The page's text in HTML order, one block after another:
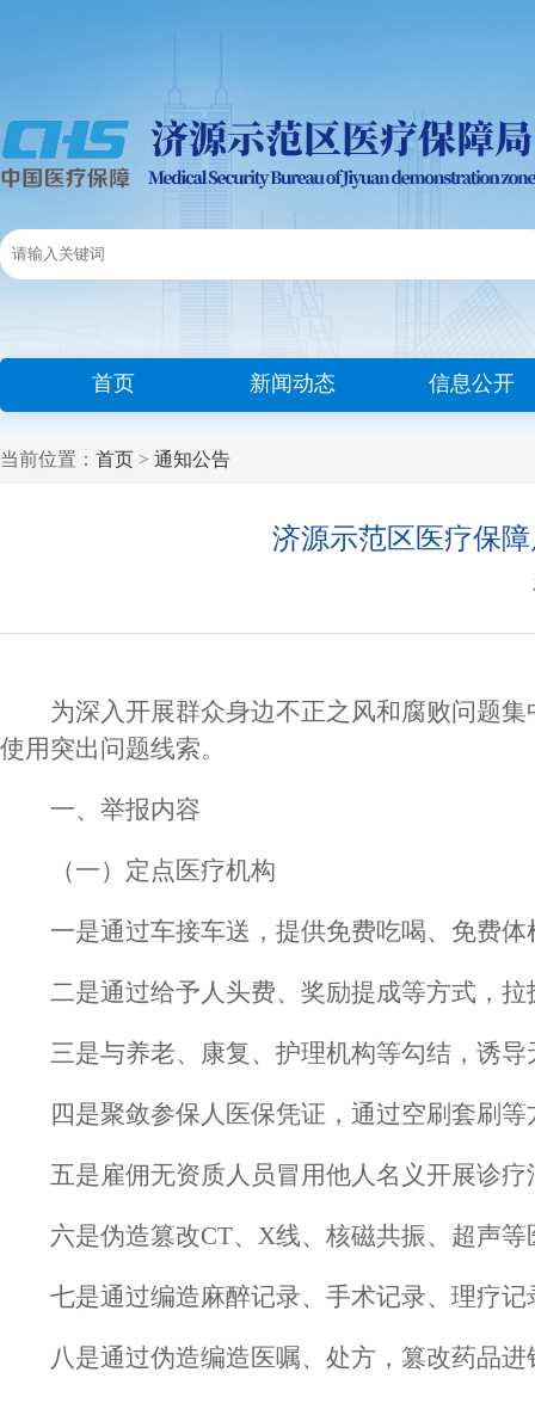
首页 新闻动态 信息公开
当前位置： 首页 > 通知公告
济源示范区医疗保
为深入开展群众身边不正之风和腐败问题
使用突出问题线索。
一、举报内容
（一）定点医疗机构
一是通过车接车送，提供免费吃喝、免费
二是通过给予人头费、奖励提成等方式，
三是与养老、康复、护理机构等勾结，诱
四是聚敛参保人医保凭证，通过空刷套刷
五是雇佣无资质人员冒用他人名义开展诊
六是伪造篡改CT、X线、核磁共振、超声
七是通过编造麻醉记录、手术记录、理疗
八是通过伪造编造医嘱、处方，篡改药品